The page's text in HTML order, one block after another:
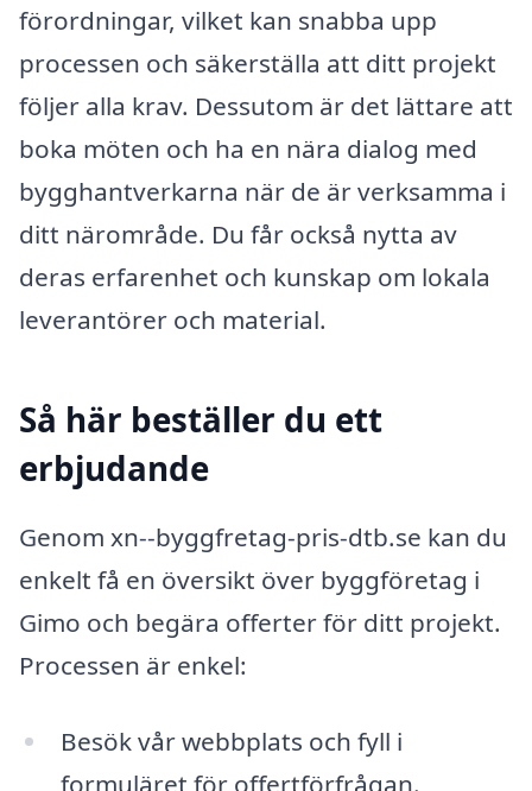
förordningar, vilket kan snabba upp
processen och säkerställa att ditt projekt
följer alla krav. Dessutom är det lättare att
boka möten och ha en nära dialog med
bygghantverkarna när de är verksamma i
ditt närområde. Du får också nytta av
deras erfarenhet och kunskap om lokala
leverantörer och material.
Så här beställer du ett
erbjudande
Genom xn--byggfretag-pris-dtb.se kan du
enkelt få en översikt över byggföretag i
Gimo och begära offerter för ditt projekt.
Processen är enkel:
Besök vår webbplats och fyll i
formuläret för offertförfrågan.